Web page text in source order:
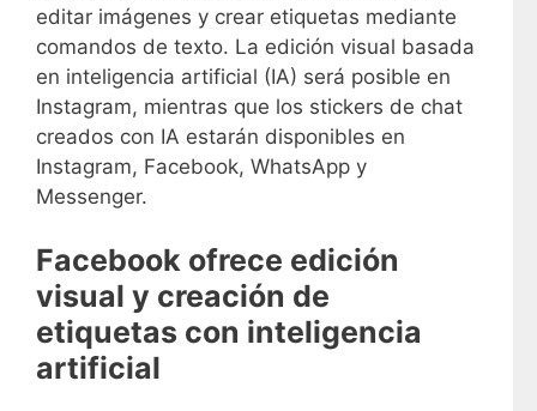
editar imágenes y crear etiquetas mediante
comandos de texto. La edición visual basada
en inteligencia artificial (IA) será posible en
Instagram, mientras que los stickers de chat
creados con IA estarán disponibles en
Instagram, Facebook, WhatsApp y
Messenger.
Facebook ofrece edición
visual y creación de
etiquetas con inteligencia
artificial